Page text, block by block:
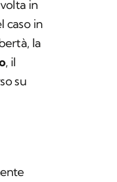
in
caso in
la
, il
su